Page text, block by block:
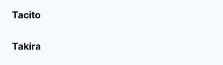
Tacito
Takira